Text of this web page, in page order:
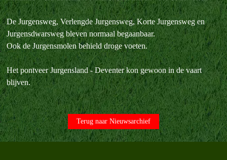
De Jurgensweg, Verlengde Jurgensweg, Korte Jurgensweg en
Jurgensdwarsweg bleven normaal begaanbaar.
Ook de Jurgensmolen behield droge voeten.
Het pontveer Jurgensland - Deventer kon gewoon in de vaart
blijven.
Terug naar Nieuwsarchief